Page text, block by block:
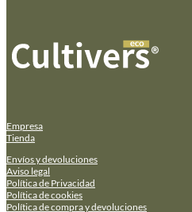
Empresa
Tienda
Envíos y devoluciones
Aviso legal
Política de Privacidad
Política de cookies
Política de compra y devoluciones